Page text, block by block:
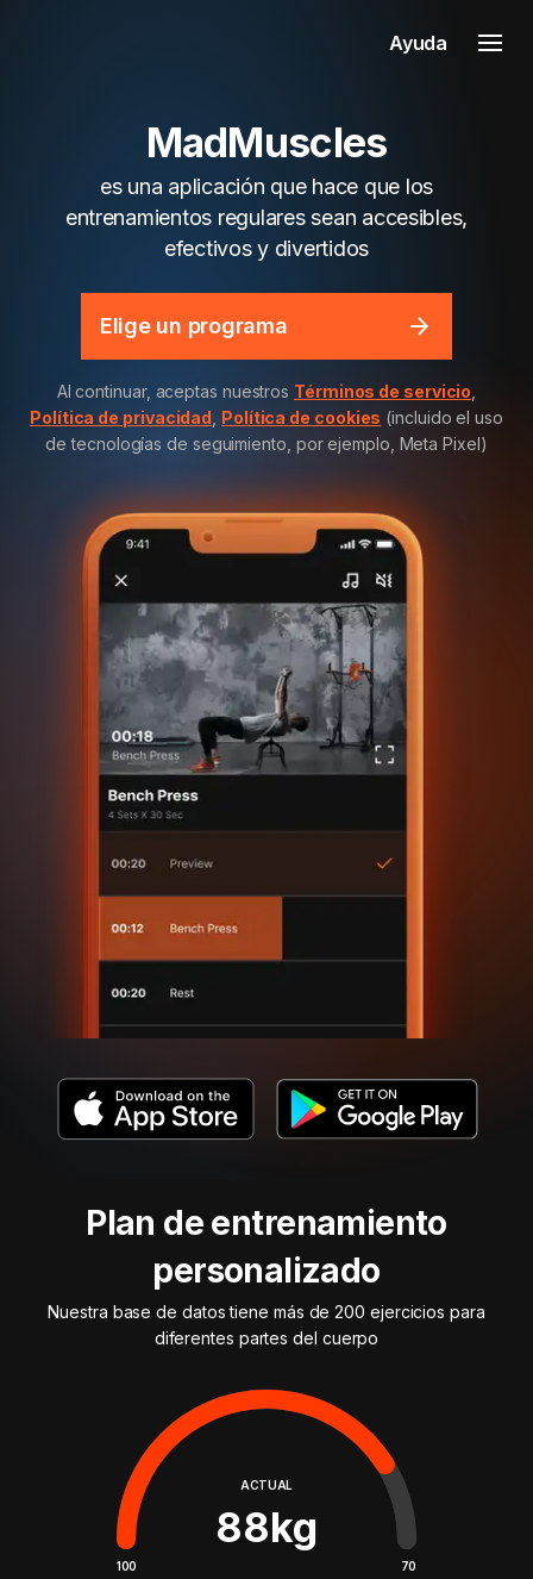
Ayuda
MadMuscles
es una aplicación que hace que los
entrenamientos regulares sean accesibles,
efectivos y divertidos
Elige un programa
Al continuar, aceptas nuestros Términos de servicio
Política de privacidad Política de cookies (incluido el uso
de tecnologías de seguimiento, por ejemplo, Meta Pixel)
Plan de entrenamiento
personalizado
Nuestra base de datos tiene más de 200 ejercicios para
diferentes partes del cuerpo
ACTUAL
88kg
100 70